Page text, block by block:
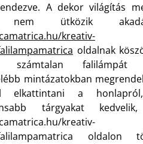
A dekor világítás
nem ütközik
kreativ-
oldalnak
számtalan
mintázatokban
elkattintani a
tárgyakat
kreativ-
falilampamatrica oldalon